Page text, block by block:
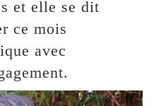
et elle se dit
ce mois
avec